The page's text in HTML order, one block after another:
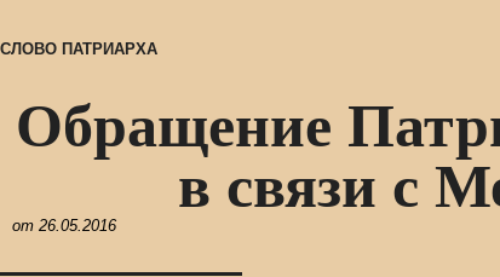
СЛОВО ПАТРИАРХА
Обращение
в связи с
от 26.05.2016